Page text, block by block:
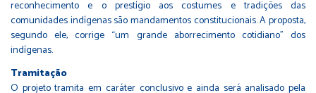
reconhecimento e o prestígio aos costumes e tradições das
comunidades indígenas são mandamentos constitucionais. A proposta,
segundo ele, corrige “um grande aborrecimento cotidiano” dos
indígenas.
Tramitação
O projeto tramita em caráter conclusivoe ainda será analisado pela